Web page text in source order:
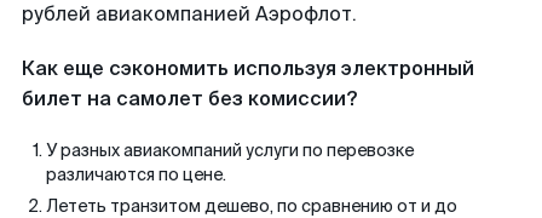
рублей авиакомпанией Аэрофлот.
Как еще сэкономить используя электронный
билет на самолет без комиссии?
У разных авиакомпаний услуги по перевозке
различаются по цене.
Лететь транзитом дешево, по сравнению от и до